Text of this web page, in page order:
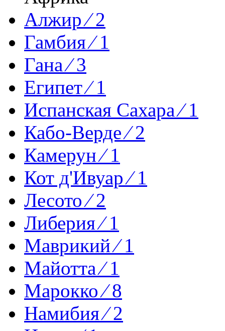
Алжир ⁄ 2
Гамбия ⁄ 1
Гана ⁄ 3
Египет ⁄ 1
Испанская Сахара ⁄ 1
Кабо-Верде ⁄ 2
Камерун ⁄ 1
Кот д'Ивуар ⁄ 1
Лесото ⁄ 2
Либерия ⁄ 1
Маврикий ⁄ 1
Майотта ⁄ 1
Марокко ⁄ 8
Намибия ⁄ 2